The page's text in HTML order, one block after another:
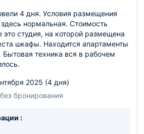
4 дня. Условия размещения
нормальная. Стоимость
это студия, на которой размещена
шкафы. Находится апартаменты
техника вся в рабочем
2025 (4 дня)
бронирования
: